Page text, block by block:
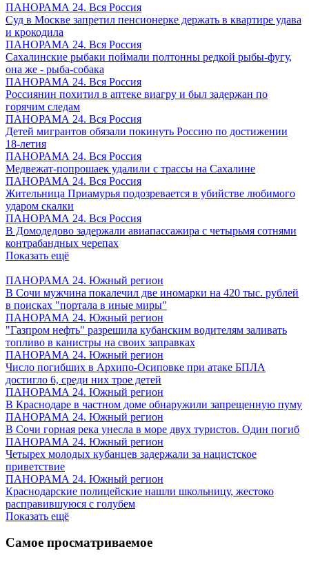
ПАНОРАМА 24. Вся Россия
Суд в Москве запретил пенсионерке держать в квартире удава
и крокодила
ПАНОРАМА 24. Вся Россия
Сахалинские рыбаки поймали полтонны редкой рыбы-фугу,
она же - рыба-собака
ПАНОРАМА 24. Вся Россия
Россиянин похитил в аптеке виагру и был задержан по
горячим следам
ПАНОРАМА 24. Вся Россия
Детей мигрантов обязали покинуть Россию по достижении
18-летия
ПАНОРАМА 24. Вся Россия
Медвежат-попрошаек удалили с трассы на Сахалине
ПАНОРАМА 24. Вся Россия
Жительница Приамурья подозревается в убийстве любимого
ударом скалки
ПАНОРАМА 24. Вся Россия
В Домодедово задержали авиапассажира с четырьмя сотнями
контрабандных черепах
Показать ещё
ПАНОРАМА 24. Южный регион
В Сочи мужчина покалечил две иномарки на 420 тыс. рублей
в поисках "портала в иные миры"
ПАНОРАМА 24. Южный регион
"Газпром нефть" разрешила кубанским водителям заливать
топливо в канистры на своих заправках
ПАНОРАМА 24. Южный регион
Число погибших в Архипо-Осиповке при атаке БПЛА
достигло 6, среди них трое детей
ПАНОРАМА 24. Южный регион
В Краснодаре в частном доме обнаружили запрещенную пуму
ПАНОРАМА 24. Южный регион
В Сочи горная река унесла в море двух туристов. Один погиб
ПАНОРАМА 24. Южный регион
Четырех молодых кубанцев задержали за нацистское
приветствие
ПАНОРАМА 24. Южный регион
Краснодарские полицейские нашли школьницу, жестоко
расправившуюся с голубем
Показать ещё
Самое просматриваемое